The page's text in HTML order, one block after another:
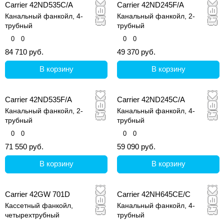
Carrier 42ND535С/A
Канальный фанкойл, 4-
трубный
0 0
84 710 руб.
В корзину
Carrier 42ND245F/A
Канальный фанкойл, 2-
трубный
0 0
49 370 руб.
В корзину
Carrier 42ND535F/A
Канальный фанкойл, 2-
трубный
0 0
71 550 руб.
В корзину
Carrier 42ND245С/A
Канальный фанкойл, 4-
трубный
0 0
59 090 руб.
В корзину
Carrier 42GW 701D
Кассетный фанкойл,
четырехтрубный
Carrier 42NH645CE/C
Канальный фанкойл, 4-
трубный